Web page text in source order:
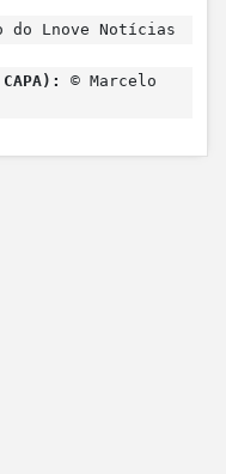
do Lnove Notícias
© Marcelo